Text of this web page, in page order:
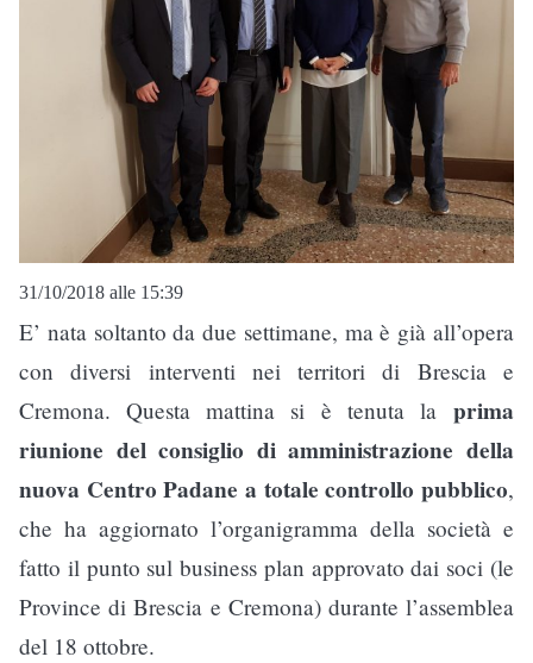
31/10/2018 alle 15:39
E’ nata soltanto da due settimane, ma è già all’opera
con diversi interventi nei territori di Brescia e
Cremona. Questa mattina si è tenuta la prima
riunione del consiglio di amministrazione della
nuova Centro Padane a totale controllo pubblico,
che ha aggiornato l’organigramma della società e
fatto il punto sul business plan approvato dai soci (le
Province di Brescia e Cremona) durante l’assemblea
del 18 ottobre.